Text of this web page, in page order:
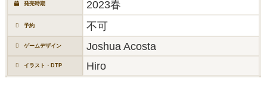
発売時期 2023春
予約 不可
ゲームデザイン Joshua Acosta
イラスト・DTP Hiro